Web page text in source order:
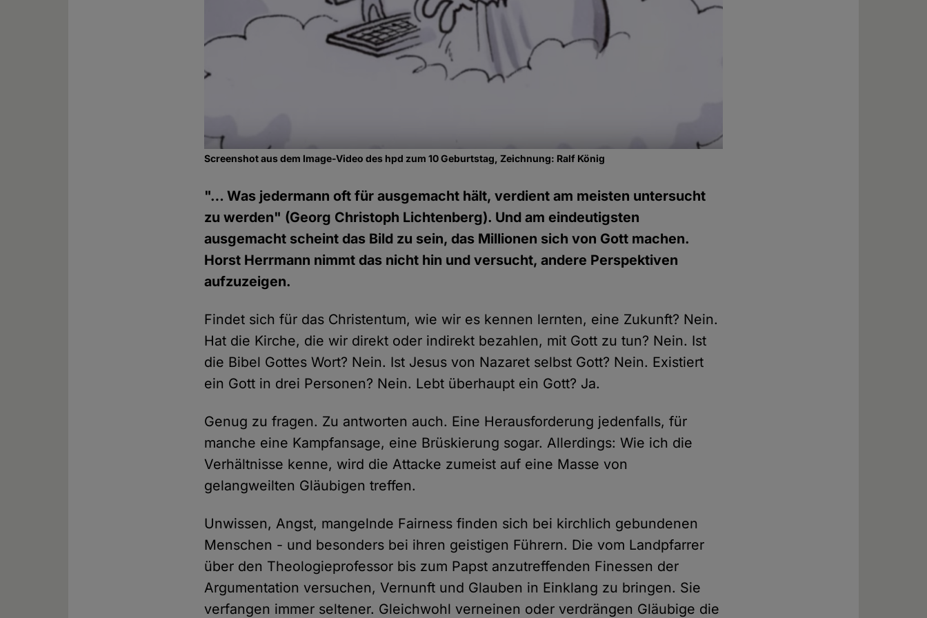
Screenshot aus dem Image-Video des hpd zum 10 Geburtstag, Zeichnung: Ralf König
"… Was jedermann oft für ausgemacht hält, verdient am meisten untersucht
zu werden" (Georg Christoph Lichtenberg). Und am eindeutigsten
ausgemacht scheint das Bild zu sein, das Millionen sich von Gott machen.
Horst Herrmann nimmt das nicht hin und versucht, andere Perspektiven
aufzuzeigen.
Findet sich für das Christentum, wie wir es kennen lernten, eine Zukunft? Nein.
Hat die Kirche, die wir direkt oder indirekt bezahlen, mit Gott zu tun? Nein. Ist
die Bibel Gottes Wort? Nein. Ist Jesus von Nazaret selbst Gott? Nein. Existiert
ein Gott in drei Personen? Nein. Lebt überhaupt ein Gott? Ja.
Genug zu fragen. Zu antworten auch. Eine Herausforderung jedenfalls, für
manche eine Kampfansage, eine Brüskierung sogar. Allerdings: Wie ich die
Verhältnisse kenne, wird die Attacke zumeist auf eine Masse von
gelangweilten Gläubigen treffen.
Unwissen, Angst, mangelnde Fairness finden sich bei kirchlich gebundenen
Menschen - und besonders bei ihren geistigen Führern. Die vom Landpfarrer
über den Theologieprofessor bis zum Papst anzutreffenden Finessen der
Argumentation versuchen, Vernunft und Glauben in Einklang zu bringen. Sie
verfangen immer seltener. Gleichwohl verneinen oder verdrängen Gläubige die